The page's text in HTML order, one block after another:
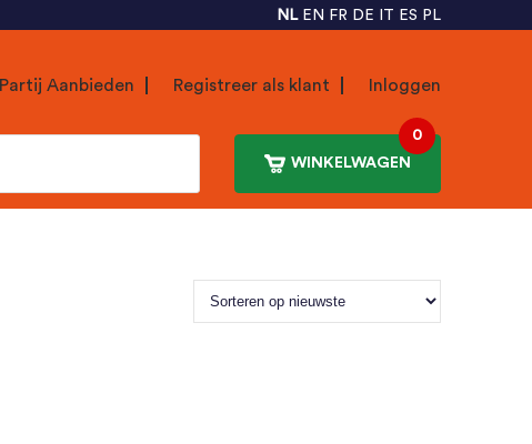
NL EN FR DE IT ES PL
Partij Aanbieden Registreer als klant Inloggen
WINKELWAGEN
0